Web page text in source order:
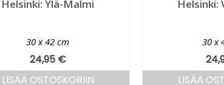
Helsinki: Ylä-Malmi
30 x 42 cm
24,95 €
LISÄÄ OSTOSKORIIN
Helsinki:
30 x
LISÄÄ